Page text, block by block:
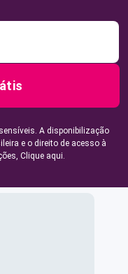
A disponibilização
e o direito de acesso à
Clique aqui.